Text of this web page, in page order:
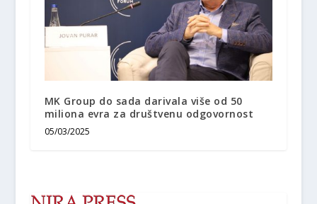
MK Group do sada darivala više od 50
miliona evra za društvenu odgovornost
05/03/2025